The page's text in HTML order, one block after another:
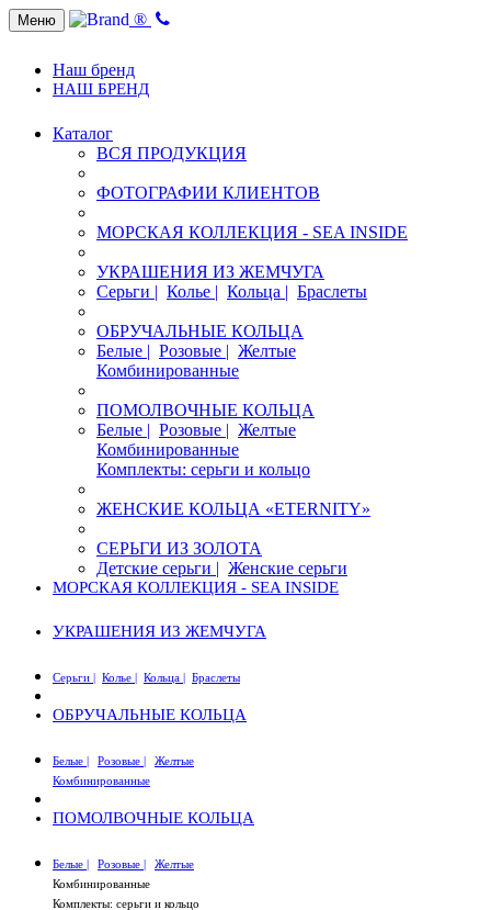
Меню ®
Наш бренд
НАШ БРЕНД
Каталог
ВСЯ ПРОДУКЦИЯ
ФОТОГРАФИИ КЛИЕНТОВ
МОРСКАЯ КОЛЛЕКЦИЯ - SEA INSIDE
УКРАШЕНИЯ ИЗ ЖЕМЧУГА
Серьги | Колье | Кольца | Браслеты
ОБРУЧАЛЬНЫЕ КОЛЬЦА
Белые | Розовые | Желтые
Комбинированные
ПОМОЛВОЧНЫЕ КОЛЬЦА
Белые | Розовые | Желтые
Комбинированные
Комплекты: серьги и кольцо
ЖЕНСКИЕ КОЛЬЦА «ETERNITY»
СЕРЬГИ ИЗ ЗОЛОТА
Детские серьги | Женские серьги
МОРСКАЯ КОЛЛЕКЦИЯ - SEA INSIDE
УКРАШЕНИЯ ИЗ ЖЕМЧУГА
Серьги | Колье | Кольца | Браслеты
ОБРУЧАЛЬНЫЕ КОЛЬЦА
Белые | Розовые |
Желтые
Комбинированные
ПОМОЛВОЧНЫЕ КОЛЬЦА
Белые | Розовые |
Желтые
Комбинированные
Комплекты: серьги и кольцо